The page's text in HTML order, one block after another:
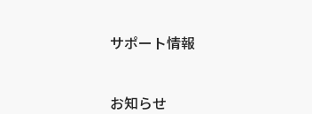
サポート情報
お知らせ